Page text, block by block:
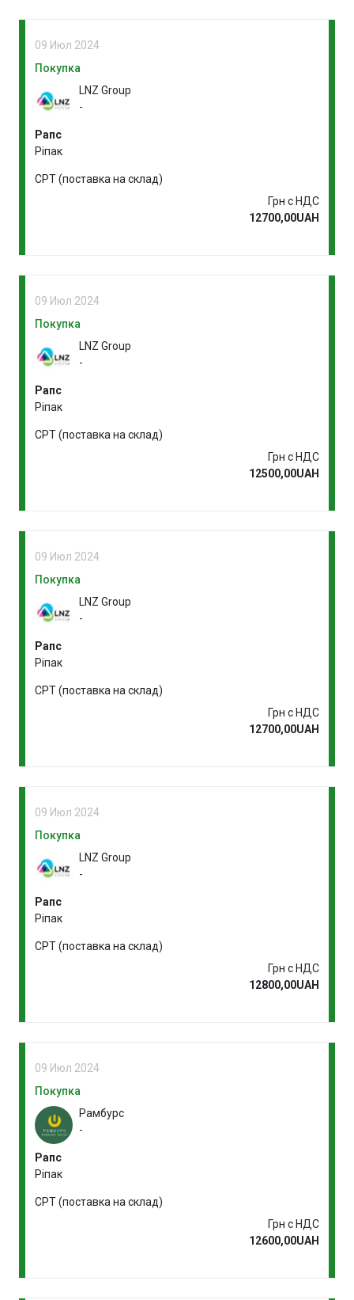
09 Июл 2024
Покупка
LNZ Group
-
Рапс
Ріпак
CPT (поставка на склад)
Грн с НДС
12700,00UAH
09 Июл 2024
Покупка
LNZ Group
-
Рапс
Ріпак
CPT (поставка на склад)
Грн с НДС
12500,00UAH
09 Июл 2024
Покупка
LNZ Group
-
Рапс
Ріпак
CPT (поставка на склад)
Грн с НДС
12700,00UAH
09 Июл 2024
Покупка
LNZ Group
-
Рапс
Ріпак
CPT (поставка на склад)
Грн с НДС
12800,00UAH
09 Июл 2024
Покупка
Рамбурс
-
Рапс
Ріпак
CPT (поставка на склад)
Грн с НДС
12600,00UAH